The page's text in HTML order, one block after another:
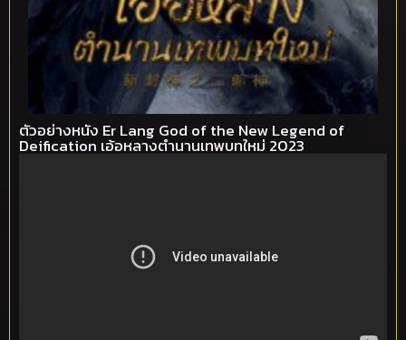
ตัวอย่างหนัง Er Lang God of the New Legend of
Deification เอ้อหลางตำนานเทพบทใหม่ 2023